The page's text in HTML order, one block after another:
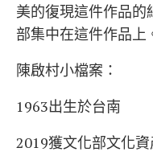
美的復現這件作品
部集中在這件作品上
陳啟村小檔案：
1963出生於台南
2019獲文化部文化資